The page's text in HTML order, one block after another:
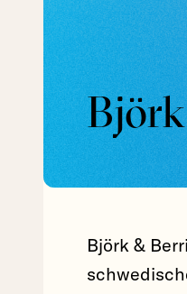
Björk &